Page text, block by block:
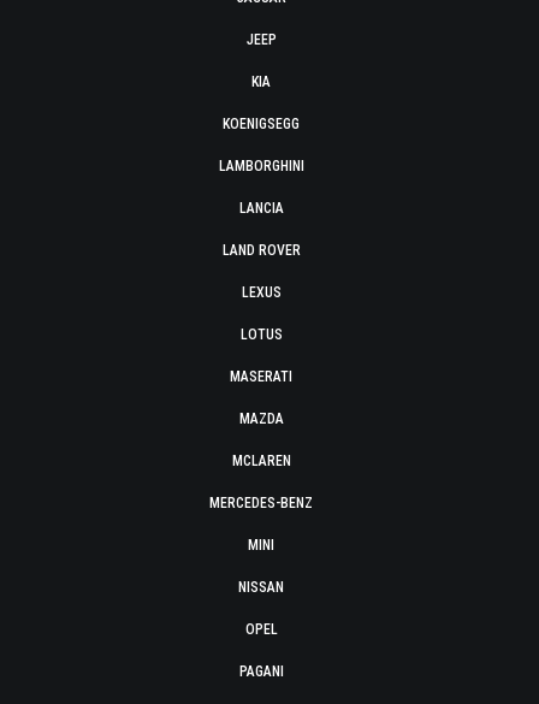
JEEP
KIA
KOENIGSEGG
LAMBORGHINI
LANCIA
LAND ROVER
LEXUS
LOTUS
MASERATI
MAZDA
MCLAREN
MERCEDES-BENZ
MINI
NISSAN
OPEL
PAGANI